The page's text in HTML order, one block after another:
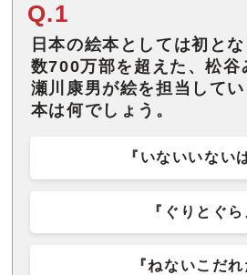
Q.1
日本の絵本としては初と
数700万部を超えた、松谷
瀬川康男が絵を担当して
本は何でしょう。
『いないいない
『ぐりとぐら
『ねないこだれ